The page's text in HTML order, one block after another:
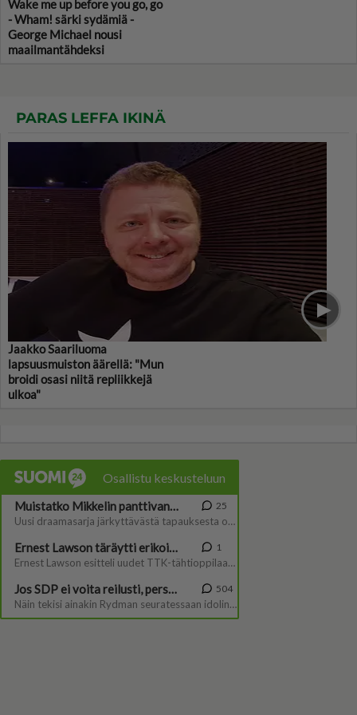
Wake me up before you go, go
- Wham! särki sydämiä -
George Michael nousi
maailmantähdeksi
PARAS LEFFA IKINÄ
Jaakko Saariluoma
lapsuusmuiston äärellä: "Mun
broidi osasi niitä repliikkejä
ulkoa"